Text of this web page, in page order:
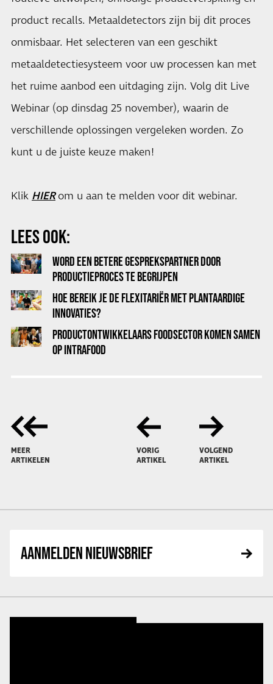
product recalls. Metaaldetectors zijn bij dit proces
onmisbaar. Het selecteren van een geschikt
metaaldetectiesysteem voor uw processen kan met
het ruime aanbod een uitdaging zijn. Volg dit Live
Webinar (op dinsdag 25 november), waarin de
verschillende oplossingen vergeleken worden. Zo
kunt u de juiste keuze maken!
Klik HIERom u aan te melden voor dit webinar.
LEES OOK:
WORD EEN BETERE GESPREKSPARTNER DOOR
PRODUCTIEPROCES TE BEGRIJPEN
HOE BEREIK JE DE FLEXITARIËR MET PLANTAARDIGE
INNOVATIES?
PRODUCTONTWIKKELAARS FOODSECTOR KOMEN SAMEN
OP INTRAFOOD
MEER
ARTIKELEN
VORIG
ARTIKEL
VOLGEND
ARTIKEL
AANMELDEN NIEUWSBRIEF